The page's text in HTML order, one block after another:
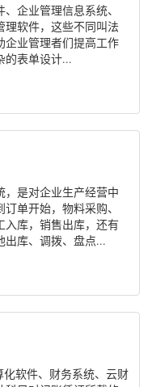
企业管理信息系统、
理软件，这些不同叫法
企业管理者们提高工作
的表单设计...
，是对企业生产经营中
单开始，物料采购、
入库，销售出库，还有
出库、调拨、盘点...
软件、财务系统、云财